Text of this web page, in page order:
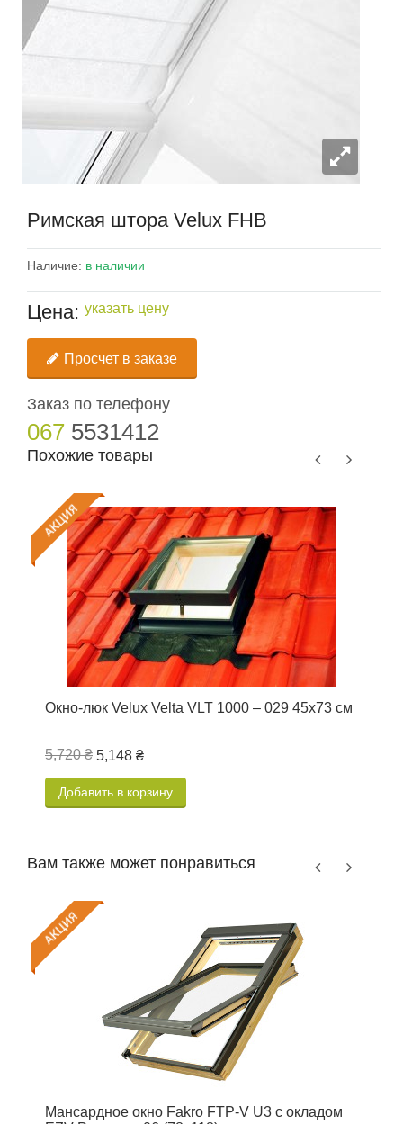
Римская штора Velux FHB
Наличие: в наличии
Цена: указать цену
Просчет в заказе
Заказ по телефону
067 5531412
Похожие товары
Окно-люк Velux Velta VLT 1000 – 029 45х73 см
5,720 ₴ 5,148 ₴
Добавить в корзину
Вам также может понравиться
Мансардное окно Fakro FTP-V U3 c окладом